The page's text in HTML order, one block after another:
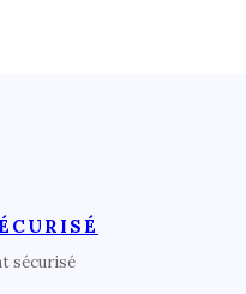
sécurisé